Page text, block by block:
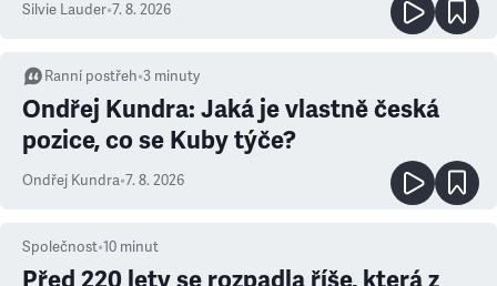
Silvie Lauder•7. 8. 2026
Ranní postřeh•3 minuty
Ondřej Kundra: Jaká je vlastně česká
pozice, co se Kuby týče?
Ondřej Kundra•7. 8. 2026
Společnost•10 minut
Před 220 lety se rozpadla říše, která z